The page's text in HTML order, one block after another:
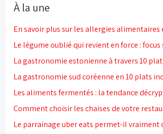
À la une
En savoir plus sur les allergies alimentaires
Le légume oublié qui revient en force :
La gastronomie estonienne à travers 10
La gastronomie sud coréenne en 10 plats
Les aliments fermentés : la tendance
Comment choisir les chaises de votre
Le parrainage uber eats permet-il vraiment